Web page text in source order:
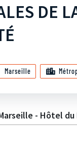
DE
Marseille
- Hôtel